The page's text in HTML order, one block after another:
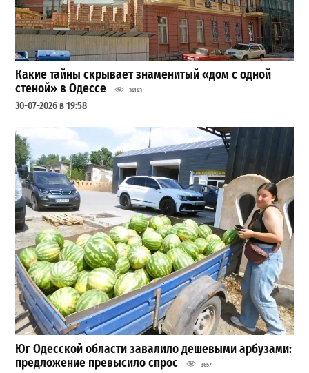
Какие тайны скрывает знаменитый «дом с одной
стеной» в Одессе
34143
30-07-2026 в 19:58
Юг Одесской области завалило дешевыми арбузами:
предложение превысило спрос
3657